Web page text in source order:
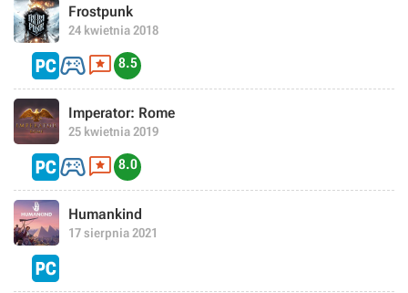
Frostpunk
24 kwietnia 2018
 8.5
Imperator: Rome
25 kwietnia 2019
 8.0
Humankind
17 sierpnia 2021